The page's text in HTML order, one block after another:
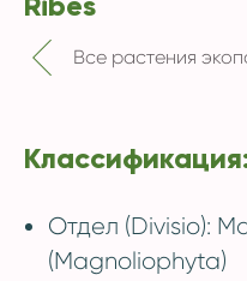
Все растения
Отдел (Divisio):
(Magnoliophyta)